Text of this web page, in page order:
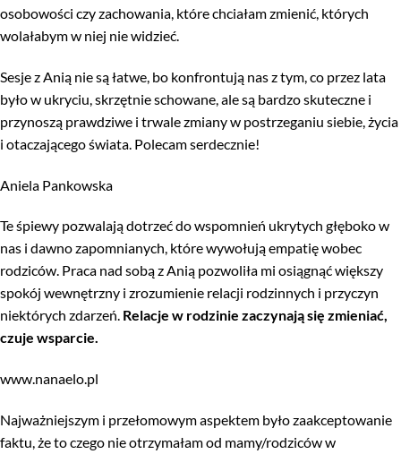
osobowości czy zachowania, które chciałam zmienić, których
wolałabym w niej nie widzieć.
Sesje z Anią nie są łatwe, bo konfrontują nas z tym, co przez lata
było w ukryciu, skrzętnie schowane, ale są bardzo skuteczne i
przynoszą prawdziwe i trwale zmiany w postrzeganiu siebie, życia
i otaczającego świata. Polecam serdecznie!
Aniela Pankowska
Te śpiewy pozwalają dotrzeć do wspomnień ukrytych głęboko w
nas i dawno zapomnianych, które wywołują empatię wobec
rodziców. Praca nad sobą z Anią pozwoliła mi osiągnąć większy
spokój wewnętrzny i zrozumienie relacji rodzinnych i przyczyn
niektórych zdarzeń. Relacje w rodzinie zaczynają się zmieniać,
czuje wsparcie.
www.nanaelo.pl
Najważniejszym i przełomowym aspektem było zaakceptowanie
faktu, że to czego nie otrzymałam od mamy/rodziców w